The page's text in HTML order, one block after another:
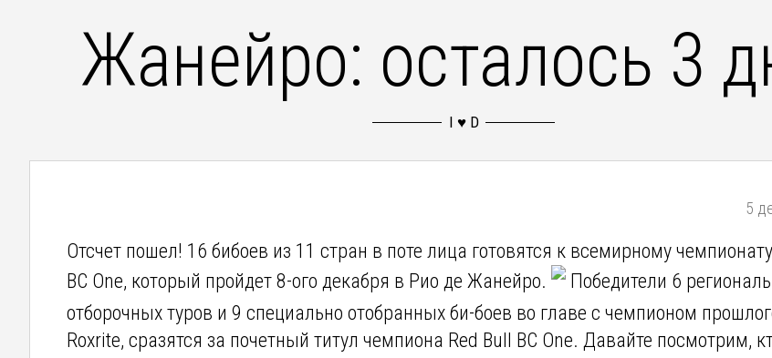
Жанейро: осталось 3
5
Отсчет пошел! 16 бибоев из 11 стран в поте лица готовятся к всемирному чемпионату
BC One, который пройдет 8-ого декабря в Рио де Жанейро.
Победители 6
отборочных туров и 9 специально отобранных би-боев во главе с чемпионом
Roxrite, сразятся за почетный титул чемпиона Red Bull BC One. Давайте посмотрим,